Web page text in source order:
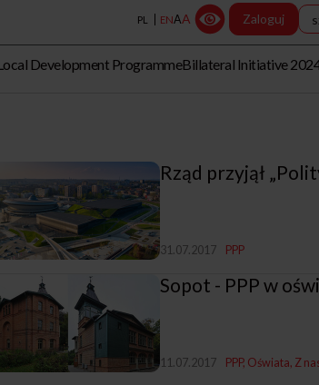
PL ENAA Zaloguj
Development ProgrammeBillateral Initiative
Rząd przyjął
31.07.2017 PPP
Sopot - PPP w
11.07.2017 PPP Oświata Z